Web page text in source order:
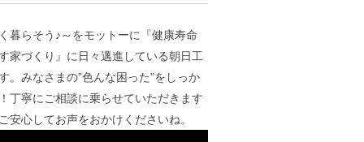
暮らそう♪～をモットーに『健康寿命
家づくり』に日々邁進している朝日工
。みなさまの”色んな困った”をしっか
丁寧にご相談に乗らせていただきます
安心してお声をおかけくださいね。